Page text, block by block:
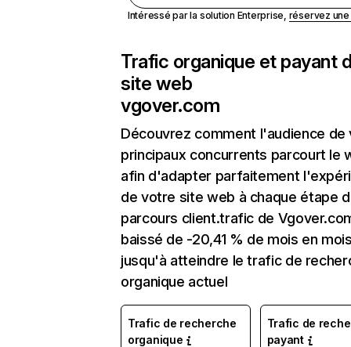
Intéressé par la solution Enterprise, réservez
Trafic organique et payant
site web
vgover.com
Découvrez comment l'audience de
principaux concurrents parcourt le
afin d'adapter parfaitement
de votre site web à chaque étape
parcours client.trafic de
baissé de -20,41 % de mois en
jusqu'à atteindre le trafic de
organique actuel
Trafic de recherche
organique
Trafic de
payant